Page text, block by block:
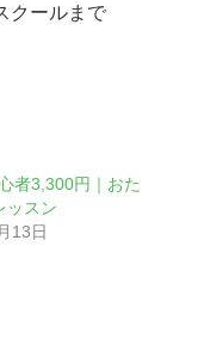
クールまで
者3,300円｜おた
ッスン
13日